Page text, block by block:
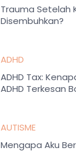
Trauma Setelah
Disembuhkan?
ADHD
ADHD Tax:
ADHD Terkesan
AUTISME
Mengapa Aku